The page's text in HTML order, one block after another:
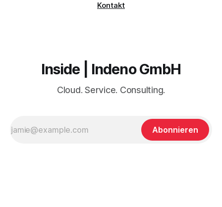
Kontakt
Inside | Indeno GmbH
Cloud. Service. Consulting.
Abonnieren